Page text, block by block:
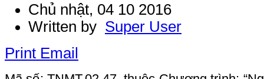
Chủ nhật, 04 10 2016
Written by Super User
Print Email